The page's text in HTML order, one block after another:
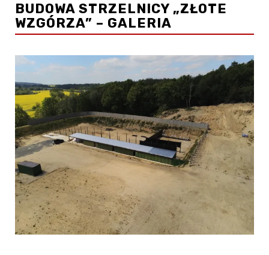
BUDOWA STRZELNICY „ZŁOTE
WZGÓRZA” – GALERIA